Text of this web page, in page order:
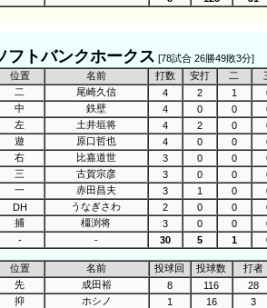
フトバンクホークス [78試合 26勝49敗3分]
位置 名前 打数 安打 二
二 尾崎久信 4 2 1
中 鉄壁 4 0 0
左 土井垣将 4 2 0
遊 原口哲也 4 0 0
右 比嘉道世 3 0 0
三 古賀宗彦 3 0 0
一 赤田昌夫 3 1 0
DH うなぎさわ 2 0 0
捕 橿渕将 3 0 0
- - 30 5 1
位置 名前 投球回 投球数
打者
先 成田裕 8 116
28
抑 ホシノ 1 16
3